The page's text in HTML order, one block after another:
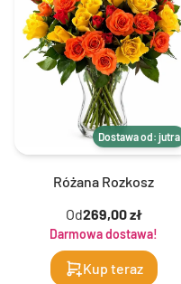
Dostawa od: jutra
Różana Rozkosz
Od269,00 zł
Darmowa dostawa!
Kup teraz